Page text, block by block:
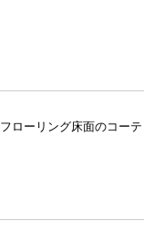
フローリング床面のコー